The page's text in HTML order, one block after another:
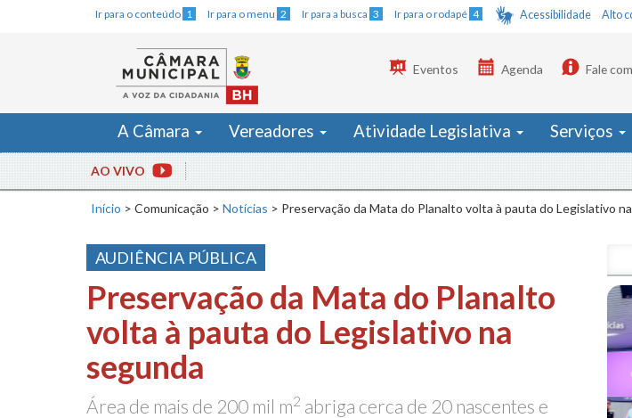
Ir para o conteúdo 1 Ir para o menu 2 Ir para a busca 3 Ir para o rodapé 4 Acessibilidade Alto
Eventos Agenda Fale
A Câmara Vereadores Atividade Legislativa Serviços
AO VIVO
Início > Comunicação > Notícias > Preservação da Mata do Planalto volta à pauta do Legislativo
AUDIÊNCIA PÚBLICA
Preservação da Mata do Planalto
volta à pauta do Legislativo na
segunda
Área de mais de 200 mil m2 abriga cerca de 20 nascentes e